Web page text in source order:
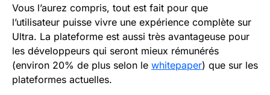
Vous l’aurez compris, tout est fait pour que
l’utilisateur puisse vivre une expérience complète sur
Ultra. La plateforme est aussi très avantageuse pour
les développeurs qui seront mieux rémunérés
(environ 20% de plus selon le whitepaper) que sur les
plateformes actuelles.